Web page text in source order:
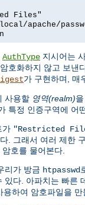
Files"
apache/
AuthType 지시어는
호화하지 않고 보
가 구현하며, 매
사용할 영역(realm)
특정 인증구역에 어
가 "Restricted
. 그래서 여러 제한
호를 물어본다.
리가 방금 htpasswd
있다. 아파치는 빠른
용하여 암호파일을 만